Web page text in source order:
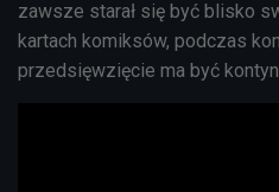
zawsze starał się być blisko
kartach komiksów, podczas
przedsięwzięcie ma być